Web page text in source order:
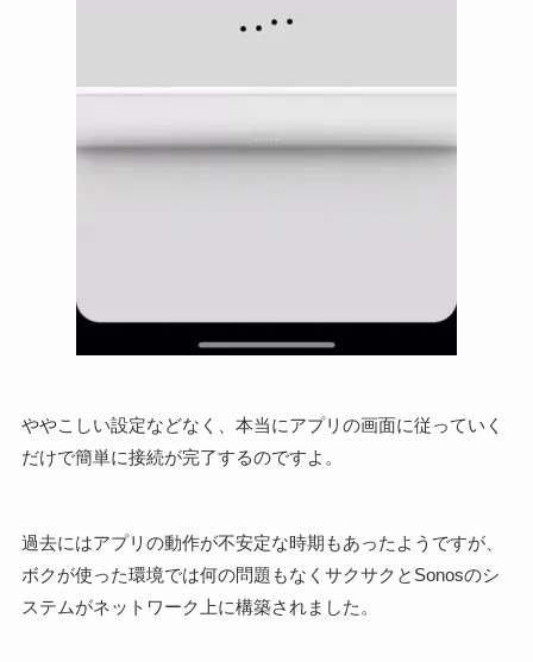
ややこしい設定などなく、本当にアプリの画面に従っていく
だけで簡単に接続が完了するのですよ。
過去にはアプリの動作が不安定な時期もあったようですが、
ボクが使った環境では何の問題もなくサクサクとSonosのシ
ステムがネットワーク上に構築されました。